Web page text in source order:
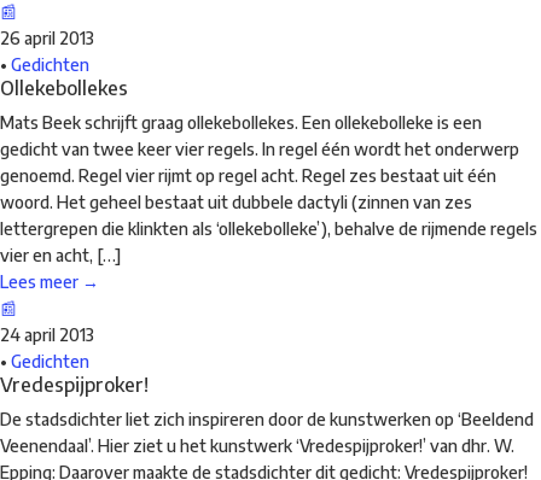
📰
26 april 2013
• Gedichten
Ollekebollekes
Mats Beek schrijft graag ollekebollekes. Een ollekebolleke is een
gedicht van twee keer vier regels. In regel één wordt het onderwerp
genoemd. Regel vier rijmt op regel acht. Regel zes bestaat uit één
woord. Het geheel bestaat uit dubbele dactyli (zinnen van zes
lettergrepen die klinkten als ‘ollekebolleke’), behalve de rijmende regels
vier en acht, […]
Lees meer →
📰
24 april 2013
• Gedichten
Vredespijproker!
De stadsdichter liet zich inspireren door de kunstwerken op ‘Beeldend
Veenendaal’. Hier ziet u het kunstwerk ‘Vredespijproker!’ van dhr. W.
Epping: Daarover maakte de stadsdichter dit gedicht: Vredespijproker!